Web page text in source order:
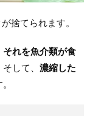
捨てられます。
れを魚介類が食
して、 濃縮した